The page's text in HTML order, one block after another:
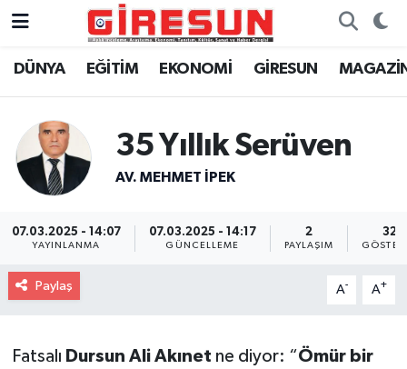
DÜNYA EĞİTİM EKONOMİ GİRESUN
35 Yıllık Serüven
AV. MEHMET İPEK
07.03.2025 - 14:07
YAYINLANMA
07.03.2025 - 14:17
GÜNCELLEME
2
PAYLAŞIM
32
Paylaş A- A+
Fatsalı Dursun Ali Akınet ne diyor: “Ömür bir
Hava Durumu
Süper Lig Puan Durumu ve Fikstür
Son Dakika Haberleri
Haber Arşivi